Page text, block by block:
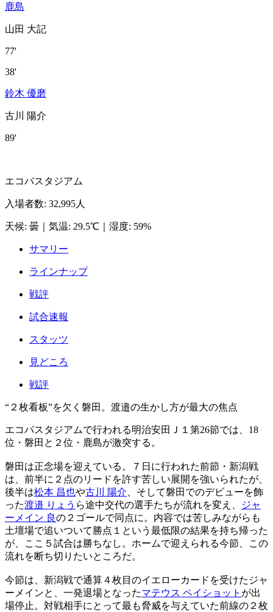
鹿島
山田 大記
77'
38'
鈴木 優磨
古川 陽介
89'
エコパスタジアム
入場者数: 32,995人
天候: 曇 気温: 29.5℃ 湿度: 59%
サマリー
ラインナップ
戦評
試合速報
スタッツ
見どころ
戦評
“２枚看板”を欠く磐田。渡邉の生かし方が最大の焦点
エコパスタジアムで行われる明治安田Ｊ１第26節では、18
位・磐田と２位・鹿島が激突する。
磐田は正念場を迎えている。７日に行われた前節・新潟戦
は、前半に２点のリードを許す苦しい展開を強いられたが、
後半は松本 昌也や古川 陽介 、そして磐田でのデビューを飾
った渡邉 りょう ら途中交代の選手たちが流れを変え、
ジャ
ーメイン 良の２ゴールで同点に。内容では苦しみながらも
土壇場で追いついて勝点１という最低限の結果を持ち帰った
が、ここ５試合は勝ちなし。ホームで迎えられる今節、この
流れを断ち切りたいところだ。
今節は、新潟戦で通算４枚目のイエローカードを受けたジャ
ーメインと、一発退場となったマテウス ペイショット が出
場停止。対戦相手にとって最も脅威を与えていた前線の２枚